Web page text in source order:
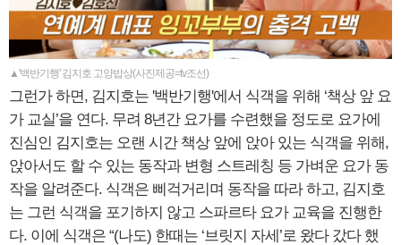
▲'백반기행' 김지호 고양밥상(사진제공=tv조선)
그런가 하면, 김지호는 '백반기행'에서 식객을 위해 ‘책상 앞 요
가 교실’을 연다. 무려 8년간 요가를 수련했을 정도로 요가에
진심인 김지호는 오랜 시간 책상 앞에 앉아 있는 식객을 위해,
앉아서도 할 수 있는 동작과 변형 스트레칭 등 가벼운 요가 동
작을 알려준다. 식객은 삐걱거리며 동작을 따라 하고, 김지호
는 그런 식객을 포기하지 않고 스파르타 요가 교육을 진행한
다. 이에 식객은 “(나도) 한때는 ‘브릿지 자세’로 왔다 갔다 했